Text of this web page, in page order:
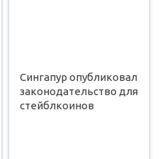
Сингапур опубликовал
законодательство для
стейблкоинов